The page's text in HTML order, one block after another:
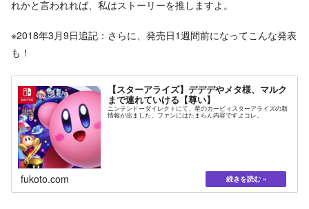
れかと言われれば、私はストーリーを推しますよ。
※2018年3月9日追記：さらに、発売日1週間前になってこんな発表
も！
【スターアライズ】デデデやメタ様、マルク
まで連れていける【尊い】
ニンテンドーダイレクトにて、星のカービィスターアライズの新
情報が出ました。ファンにはたまらん内容ですよコレ。
fukoto.com